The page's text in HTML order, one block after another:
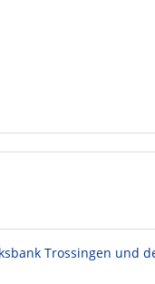
Trossingen und